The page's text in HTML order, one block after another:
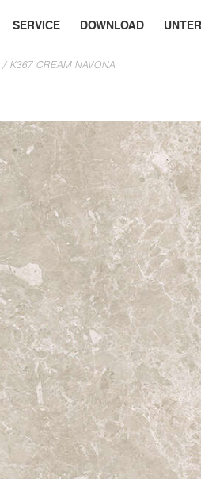
SERVICE DOWNLOAD
/ K367 CREAM NAVONA